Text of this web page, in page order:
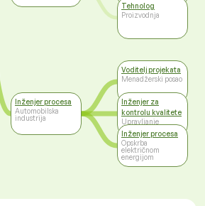
Inženjer procesa
Automobilska
industrija
Tehnolog
Proizvodnja
Voditelj projekata
Menadžerski posao
Inženjer za
kontrolu kvalitete
Upravljanje
kvalitetom
Inženjer procesa
Opskrba
električnom
energijom